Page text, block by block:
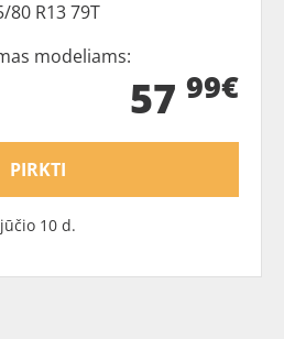
80 R13 79T
modeliams:
57 99€
PIRKTI
10 d.